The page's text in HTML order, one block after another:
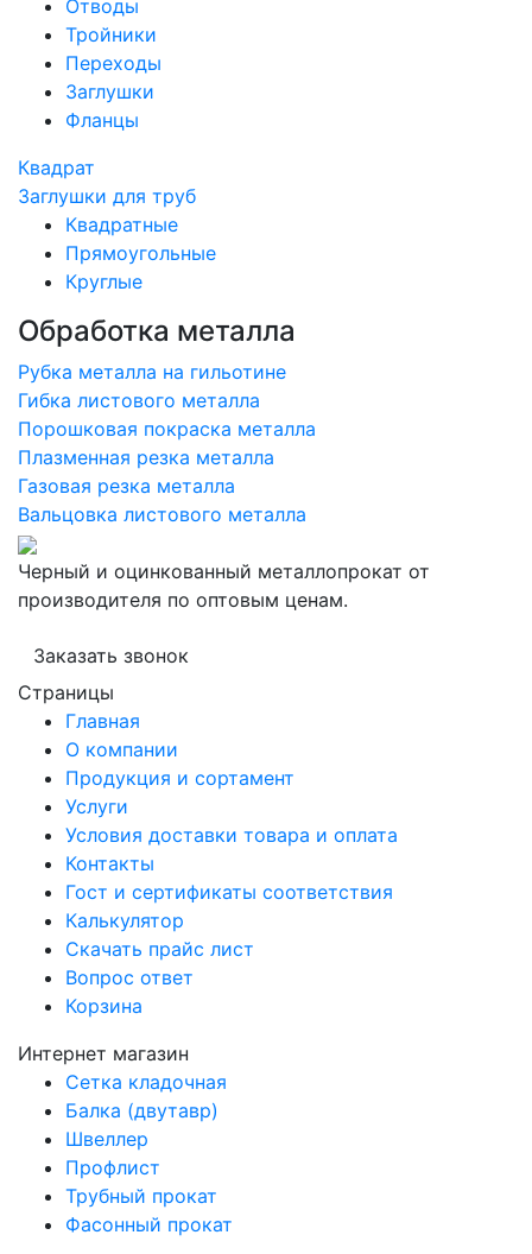
Отводы
Тройники
Переходы
Заглушки
Фланцы
Квадрат
Заглушки для труб
Квадратные
Прямоугольные
Круглые
Обработка металла
Рубка металла на гильотине
Гибка листового металла
Порошковая покраска металла
Плазменная резка металла
Газовая резка металла
Вальцовка листового металла
Черный и оцинкованный металлопрокат от
производителя по оптовым ценам.
Заказать звонок
Страницы
Главная
О компании
Продукция и сортамент
Услуги
Условия доставки товара и оплата
Контакты
Гост и сертификаты соответствия
Калькулятор
Скачать прайс лист
Вопрос ответ
Корзина
Интернет магазин
Сетка кладочная
Балка (двутавр)
Швеллер
Профлист
Трубный прокат
Фасонный прокат